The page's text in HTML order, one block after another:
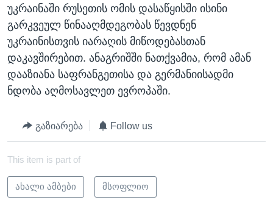
უკრაინაში რუსეთის ომის დასაწყისში ისინი
გარკვეულ წინააღმდეგობას წევდნენ
უკრაინისთვის იარაღის მიწოდებასთან
დაკავშირებით. ანაგრიშში ნათქვამია, რომ ამან
დააზიანა საფრანგეთისა და გერმანიისადმი
ნდობა აღმოსავლეთ ევროპაში.
გაზიარება Follow us
This item is part of
ახალი ამბები მსოფლიო